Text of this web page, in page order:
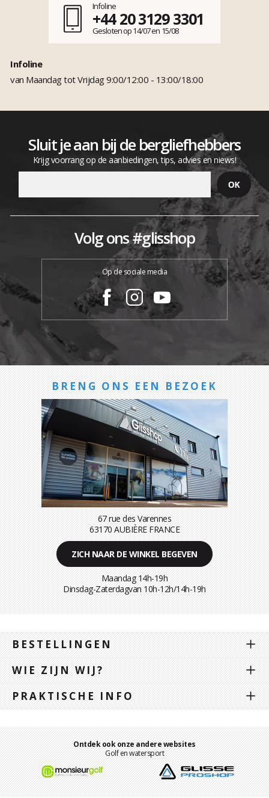
Infoline
+44 20 3129 3301
Gesloten op 14/07 en 15/08
Infoline
van Maandag tot Vrijdag 9:00/12:00 - 13:00/18:00
Sluit je aan bij de bergliefhebbers
Krijg voorrang op de aanbiedingen, tips, advies en niews!
Volg ons #glisshop
Op de sociale media
BRENG ONS EEN BEZOEK
67 rue des Varennes
63170 AUBIÈRE FRANCE
ZICH NAAR DE WINKEL BEGEVEN
Maandag 14h-19h
Dinsdag-Zaterdagvan 10h-12h/14h-19h
BESTELLINGEN
WIE ZIJN WIJ?
PRAKTISCHE INFO
Ontdek ook onze andere websites
Golf en watersport